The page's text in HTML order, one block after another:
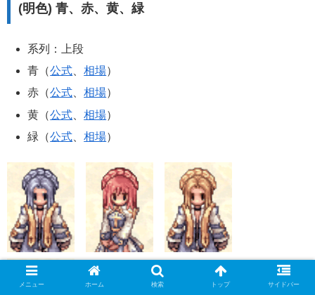
(明色) 青、赤、黄、緑
系列：上段
青（公式 、相場）
赤（公式 、相場）
黄（公式 、相場）
緑（公式 、相場）
メニュー ホーム 検索 トップ サイドバー